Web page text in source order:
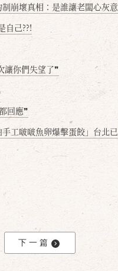
壞真相：是誰讓老闆心灰意冷？」
自己??!
讓你們失望了❞
回應❞
已被搶爆2萬顆，最後名額門前隱味只留給你！🥟💥
下一篇